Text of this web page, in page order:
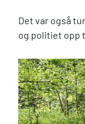
Det var også
og politiet opp